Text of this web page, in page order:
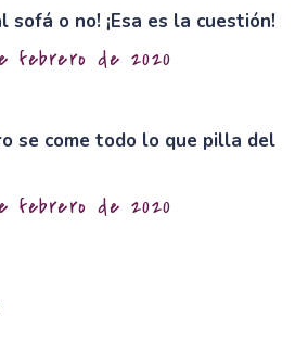
sofá o no! ¡Esa es la cuestión!
febrero de 2020
se come todo lo que pilla del
febrero de 2020